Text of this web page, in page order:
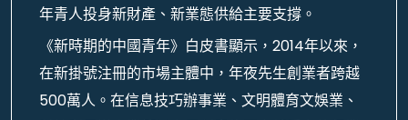
年青人投身新財產、新業態供給主要支撐。
《新時期的中國青年》白皮書顯示，2014年以來，
在新掛號注冊的市場主體中，年夜先生創業者跨越
500萬人。在信息技巧辦事業、文明體育文娛業、